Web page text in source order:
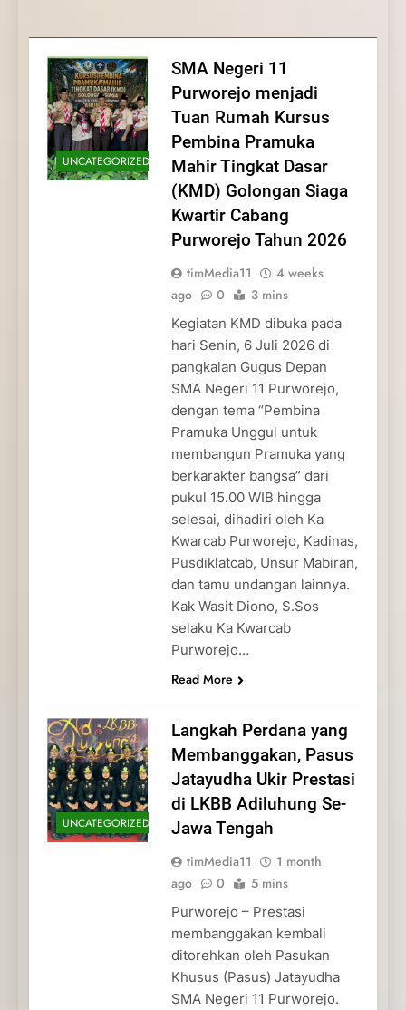
dan Pengabdian Generasi
Pramuka
Pramuka
Kepedulian
UNCATEGORIZED
SMA Negeri 11
Purworejo menjadi
Tuan Rumah Kursus
Pembina Pramuka
Mahir Tingkat Dasar
(KMD) Golongan Siaga
Kwartir Cabang
Purworejo Tahun 2026
timMedia11
4 weeks
ago
0 3 mins
Kegiatan KMD dibuka pada
hari Senin, 6 Juli 2026 di
pangkalan Gugus Depan
SMA Negeri 11 Purworejo,
dengan tema “Pembina
Pramuka Unggul untuk
membangun Pramuka yang
berkarakter bangsa” dari
pukul 15.00 WIB hingga
selesai, dihadiri oleh Ka
Kwarcab Purworejo, Kadinas,
Pusdiklatcab, Unsur Mabiran,
dan tamu undangan lainnya.
Kak Wasit Diono, S.Sos
selaku Ka Kwarcab
Purworejo…
Read More
UNCATEGORIZED
Langkah Perdana yang
Membanggakan, Pasus
Jatayudha Ukir Prestasi
di LKBB Adiluhung Se-
Jawa Tengah
timMedia11
1 month
ago
0 5 mins
Purworejo – Prestasi
membanggakan kembali
ditorehkan oleh Pasukan
Khusus (Pasus) Jatayudha
SMA Negeri 11 Purworejo.